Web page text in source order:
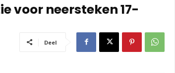
voor neersteken 17-
Deel